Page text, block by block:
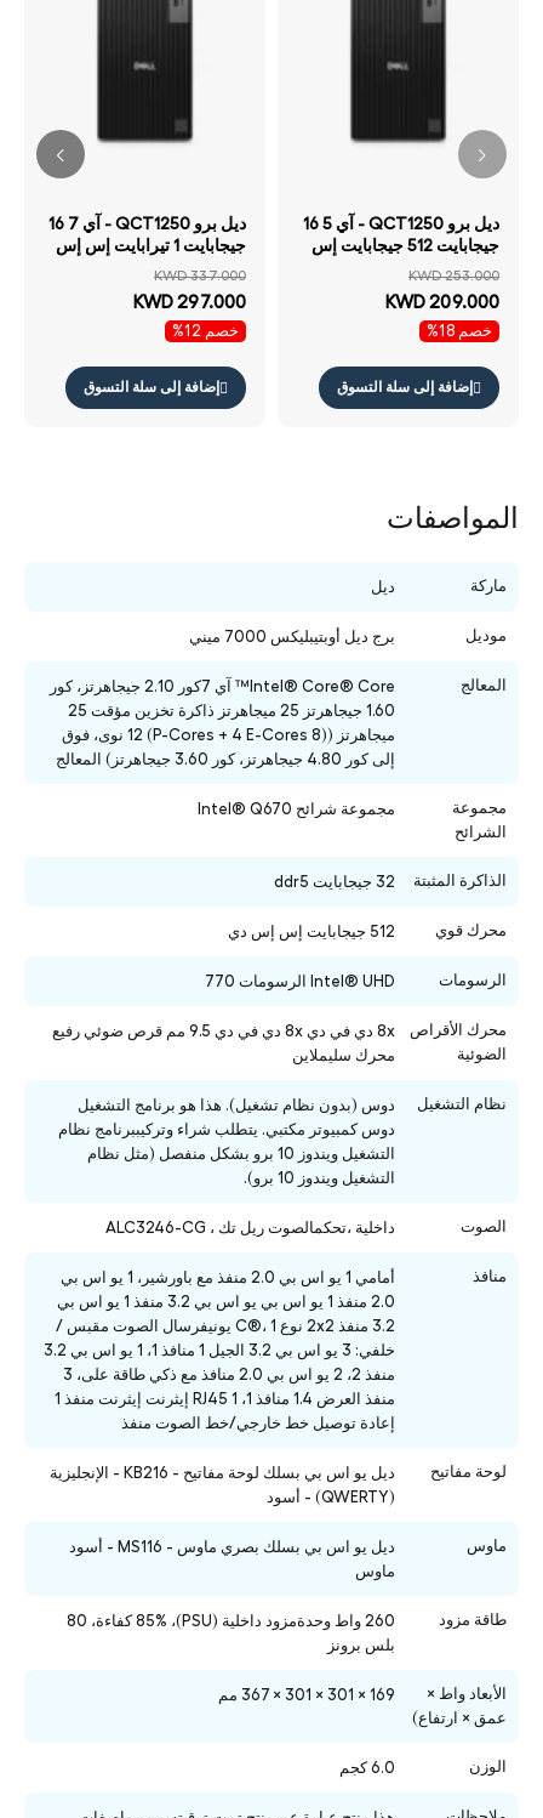
ديل برو QCT1250 - آي 5 16
جيجابايت 512 جيجابايت إس
سنة
KWD 253.000
KWD 209.000
خصم 18%
إضافة إلى سلة التسوق
ديل برو QCT1250 - آي 7 16
جيجابايت 1 تيرابايت إس إس
KWD 337.000
KWD 297.000
خصم 12%
إضافة إلى سلة التسوق
المواصفات
ماركة ديل
موديل برج ديل أوبتيبليكس 7000 ميني
المعالج
Intel® Core® Core™ آي 7كور 2.10 جيجاهرتز، كور
1.60 جيجاهرتز 25 ميجاهرتز ذاكرة تخزين مؤقت 25
ميجاهرتز ((8 P-Cores + 4 E-Cores) 12 نوى، فوق
إلى كور 4.80 جيجاهرتز، كور 3.60 جيجاهرتز) المعالج
مجموعة
الشرائح
مجموعة شرائح Intel® Q670
الذاكرة المثبتة 32 جيجابايت ddr5
محرك قوي 512 جيجابايت إس إس دي
الرسومات Intel® UHD الرسومات 770
محرك الأقراص
الضوئية
8x دي في دي 8x دي في دي 9.5 مم قرص ضوئي رفيع
محرك سليملاين
نظام التشغيل
دوس (بدون نظام تشغيل). هذا هو برنامج التشغيل
دوس كمبيوتر مكتبي. يتطلب شراء وتركيببرنامج نظام
التشغيل ويندوز 10 برو بشكل منفصل (مثل نظام
التشغيل ويندوز 10 برو).
الصوت داخلية ،تحكمالصوت ريل تك ، ALC3246-CG
منافذ
أمامي 1 يو اس بي 2.0 منفذ مع باورشير، 1 يو اس بي
2.0 منفذ 1 يو اس بي يو اس بي 3.2 منفذ 1 يو اس بي
3.2 منفذ 2x2 نوع C®، 1 يونيفرسال الصوت مقبس /
خلفي: 3 يو اس بي 3.2 الجيل 1 منافذ 1، 1 يو اس بي 3.2
منفذ 2، 2 يو اس بي 2.0 منافذ مع ذكي طاقة على، 3
منفذ العرض 1.4 منافذ 1، 1 RJ45 إيثرنت إيثرنت منفذ 1
إعادة توصيل خط خارجي/خط الصوت منفذ
لوحة مفاتيح
ديل يو اس بي بسلك لوحة مفاتيح - KB216 - الإنجليزية
(QWERTY) - أسود
ماوس
ديل يو اس بي بسلك بصري ماوس - MS116 - أسود
ماوس
طاقة مزود
260 واط وحدةمزود داخلية (PSU)، 85% كفاءة، 80
بلس برونز
الأبعاد واط ×
عمق × ارتفاع)
169 × 301 × 301 × 367 مم
الوزن 6.0 كجم